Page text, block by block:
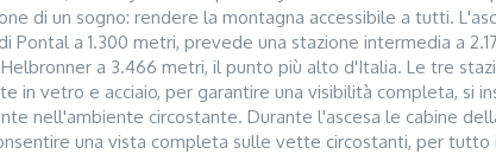
di un sogno: rendere la montagna accessibile a tutti.
Pontal a 1.300 metri, prevede una stazione intermedia a
a 3.466 metri, il punto più alto d'Italia. Le tre
in vetro e acciaio, per garantire una visibilità completa, si
nell'ambiente circostante. Durante l'ascesa le cabine
una vista completa sulle vette circostanti, per tutto